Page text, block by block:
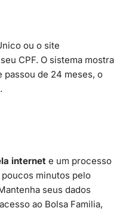
ou o site
CPF. O sistema mostra
passou de 24 meses, o
internet e um processo
minutos pelo
seus dados
ao Bolsa Familia,